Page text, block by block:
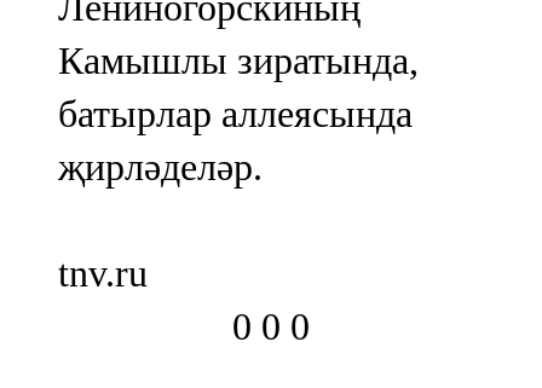
Камышлы зиратында,
батырлар аллеясында
җирләделәр.
tnv.ru
0 0 0